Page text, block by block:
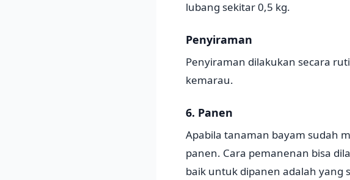
lubang sekitar 0,5 kg.
Penyiraman
Penyiraman dilakukan secara
kemarau.
6. Panen
Apabila tanaman bayam sudah
panen. Cara pemanenan bisa
baik untuk dipanen adalah yang